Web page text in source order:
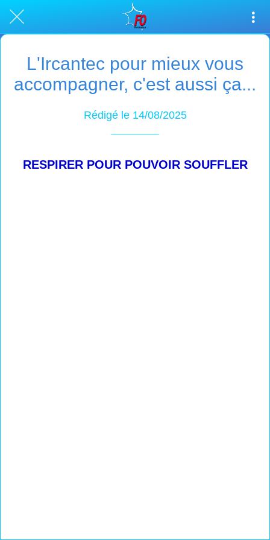
L'Ircantec pour mieux vous
accompagner, c'est aussi ça...
Rédigé le 14/08/2025
RESPIRER POUR POUVOIR SOUFFLER